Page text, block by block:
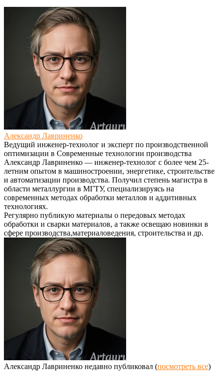
Александр Лавриненко
Ведущий инженер-технолог и эксперт по производственной
оптимизации в Современные технологии производства
Александр Лавриненко — инженер-технолог с более чем 25-
летним опытом в машиностроении, энергетике, строительстве
и автоматизации производства. Получил степень магистра в
области металлургии в МГТУ, специализируясь на
современных методах обработки металлов и аддитивных
технологиях.
Регулярно публикую материалы о передовых методах
обработки и сварки материалов, а также освещаю новинки в
сфере производства,материаловедения, строительства и др.
Александр Лавриненко недавно публиковал (посмотреть все)